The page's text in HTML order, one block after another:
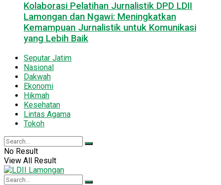
Kolaborasi Pelatihan Jurnalistik DPD LDII
Lamongan dan Ngawi: Meningkatkan
Kemampuan Jurnalistik untuk Komunikasi
yang Lebih Baik
Seputar Jatim
Nasional
Dakwah
Ekonomi
Hikmah
Kesehatan
Lintas Agama
Tokoh
No Result
View All Result